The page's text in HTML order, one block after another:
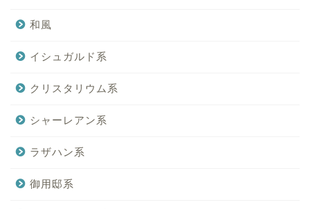
和風
イシュガルド系
クリスタリウム系
シャーレアン系
ラザハン系
御用邸系